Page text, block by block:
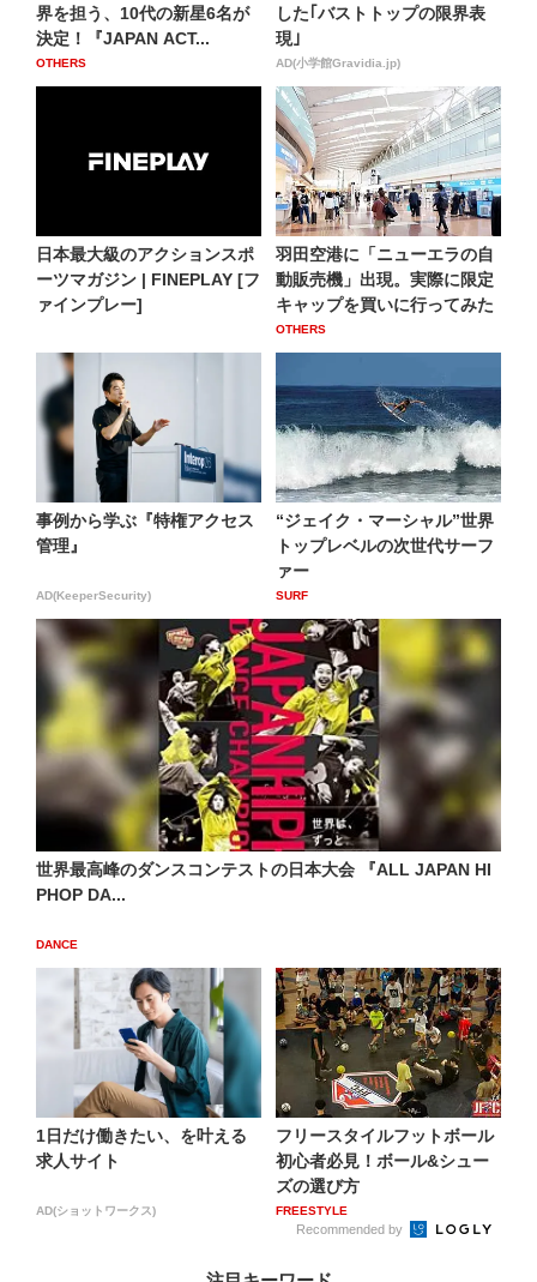
界を担う、10代の新星6名が
決定！『JAPAN ACT...
OTHERS
した｢バストトップの限界表
現｣
AD(小学館Gravidia.jp)
日本最大級のアクションスポ
ーツマガジン | FINEPLAY [フ
ァインプレー]
羽田空港に「ニューエラの自
動販売機」出現。実際に限定
キャップを買いに行ってみた
OTHERS
事例から学ぶ『特権アクセス
管理』
AD(KeeperSecurity)
“ジェイク・マーシャル”世界
トップレベルの次世代サーフ
ァー
SURF
世界最高峰のダンスコンテストの日本大会 『ALL JAPAN HI
PHOP DA...
DANCE
1日だけ働きたい、を叶える
求人サイト
AD(ショットワークス)
フリースタイルフットボール
初心者必見！ボール&シュー
ズの選び方
FREESTYLE
Recommended by